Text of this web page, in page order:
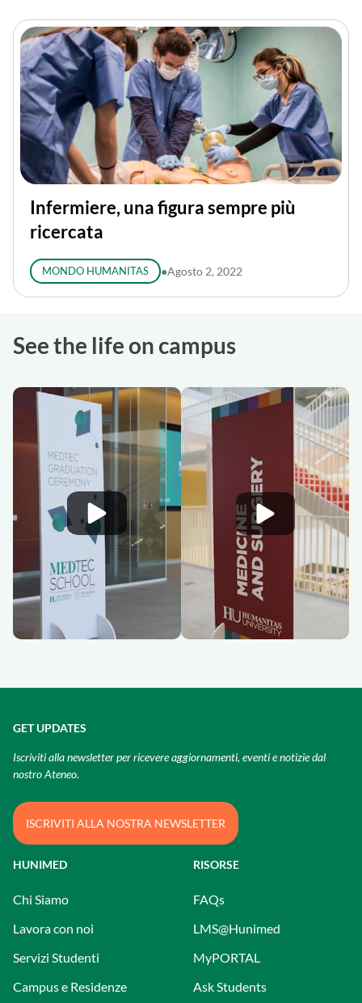
Infermiere, una figura sempre più
ricercata
MONDO HUMANITAS ●Agosto 2, 2022
See the life on campus
HUNIMED
Chi Siamo
Lavora con noi
Servizi Studenti
Campus e Residenze
RISORSE
FAQs
LMS@Hunimed
MyPORTAL
Ask Students
GET UPDATES
Iscriviti alla newsletter per ricevere aggiornamenti, eventi e notizie dal
nostro Ateneo.
ISCRIVITI ALLA NOSTRA NEWSLETTER